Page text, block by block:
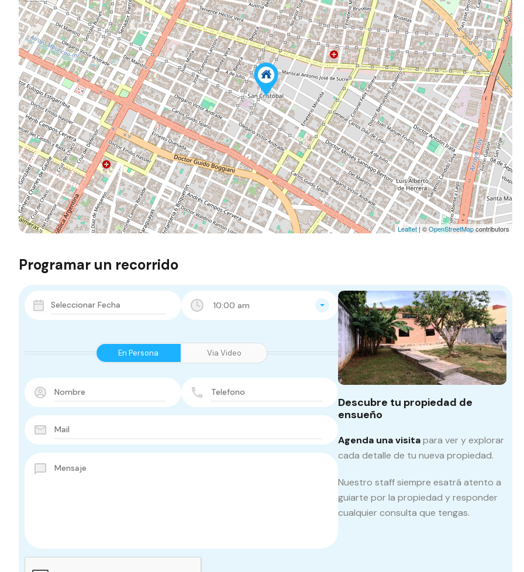
Leaflet | ©OpenStreetMapcontributors
Programar un recorrido
10:00 am
En Persona Via Video
Descubre tu propiedad de
ensueño
Agenda una visitapara ver y explorar
cada detalle de tu nueva propiedad.
Nuestro staff siempre esatrá atento a
guiarte por la propiedad y responder
cualquier consulta que tengas.